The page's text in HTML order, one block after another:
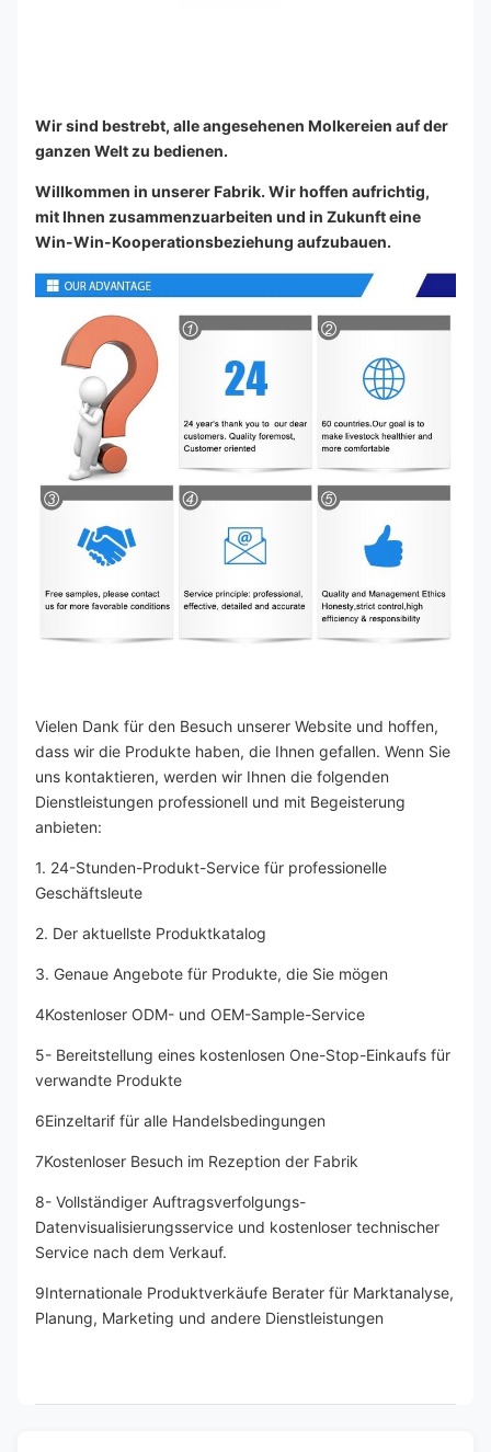
Wir sind bestrebt, alle angesehenen Molkereien auf der
ganzen Welt zu bedienen.
Willkommen in unserer Fabrik. Wir hoffen aufrichtig,
mit Ihnen zusammenzuarbeiten und in Zukunft eine
Win-Win-Kooperationsbeziehung aufzubauen.
Vielen Dank für den Besuch unserer Website und hoffen,
dass wir die Produkte haben, die Ihnen gefallen. Wenn Sie
uns kontaktieren, werden wir Ihnen die folgenden
Dienstleistungen professionell und mit Begeisterung
anbieten:
1. 24-Stunden-Produkt-Service für professionelle
Geschäftsleute
2. Der aktuellste Produktkatalog
3. Genaue Angebote für Produkte, die Sie mögen
4Kostenloser ODM- und OEM-Sample-Service
5- Bereitstellung eines kostenlosen One-Stop-Einkaufs für
verwandte Produkte
6Einzeltarif für alle Handelsbedingungen
7Kostenloser Besuch im Rezeption der Fabrik
8- Vollständiger Auftragsverfolgungs-
Datenvisualisierungsservice und kostenloser technischer
Service nach dem Verkauf.
9Internationale Produktverkäufe Berater für Marktanalyse,
Planung, Marketing und andere Dienstleistungen